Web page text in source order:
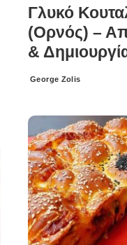
Γλυκό
(Ορνός) –
&
Posted
George Zolis